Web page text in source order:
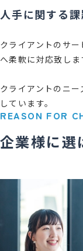
人手に関する課
クライアントのサ
へ柔軟に対応致しま
クライアントのニ
しています。
企業様に選
REASON FOR